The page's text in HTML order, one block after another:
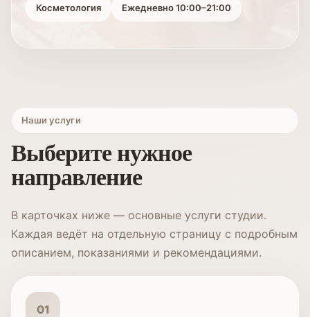
Косметология Ежедневно 10:00–21:00
Наши услуги
Выберите нужное
направление
В карточках ниже — основные услуги студии.
Каждая ведёт на отдельную страницу с подробным
описанием, показаниями и рекомендациями.
01